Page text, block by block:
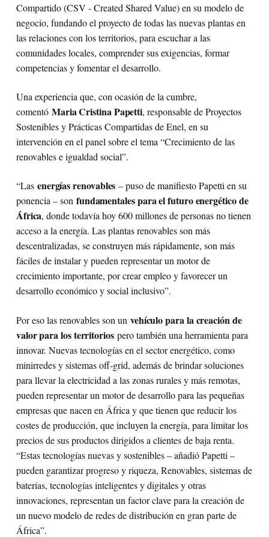
Compartido (CSV - Created Shared Value) en su modelo de
negocio, fundando el proyecto de todas las nuevas plantas en
las relaciones con los territorios, para escuchar a las
comunidades locales, comprender sus exigencias, formar
competencias y fomentar el desarrollo.
Una experiencia que, con ocasión de la cumbre,
comentó Maria Cristina Papetti, responsable de Proyectos
Sostenibles y Prácticas Compartidas de Enel, en su
intervención en el panel sobre el tema “Crecimiento de las
renovables e igualdad social”.
“Las energías renovables– puso de manifiesto Papetti en su
ponencia – son fundamentales para el futuro energético de
África, donde todavía hoy 600 millones de personas no tienen
acceso a la energía. Las plantas renovables son más
descentralizadas, se construyen más rápidamente, son más
fáciles de instalar y pueden representar un motor de
crecimiento importante, por crear empleo y favorecer un
desarrollo económico y social inclusivo”.
Por eso las renovables son un vehículo para la creación de
valor para los territorios pero también una herramienta para
innovar. Nuevas tecnologías en el sector energético, como
minirredes y sistemas off-grid, además de brindar soluciones
para llevar la electricidad a las zonas rurales y más remotas,
pueden representar un motor de desarrollo para las pequeñas
empresas que nacen en África y que tienen que reducir los
costes de producción, que incluyen la energía, para limitar los
precios de sus productos dirigidos a clientes de baja renta.
“Estas tecnologías nuevas y sostenibles – añadió Papetti –
pueden garantizar progreso y riqueza, Renovables, sistemas de
baterías, tecnologías inteligentes y digitales y otras
innovaciones, representan un factor clave para la creación de
un nuevo modelo de redes de distribución en gran parte de
África”.